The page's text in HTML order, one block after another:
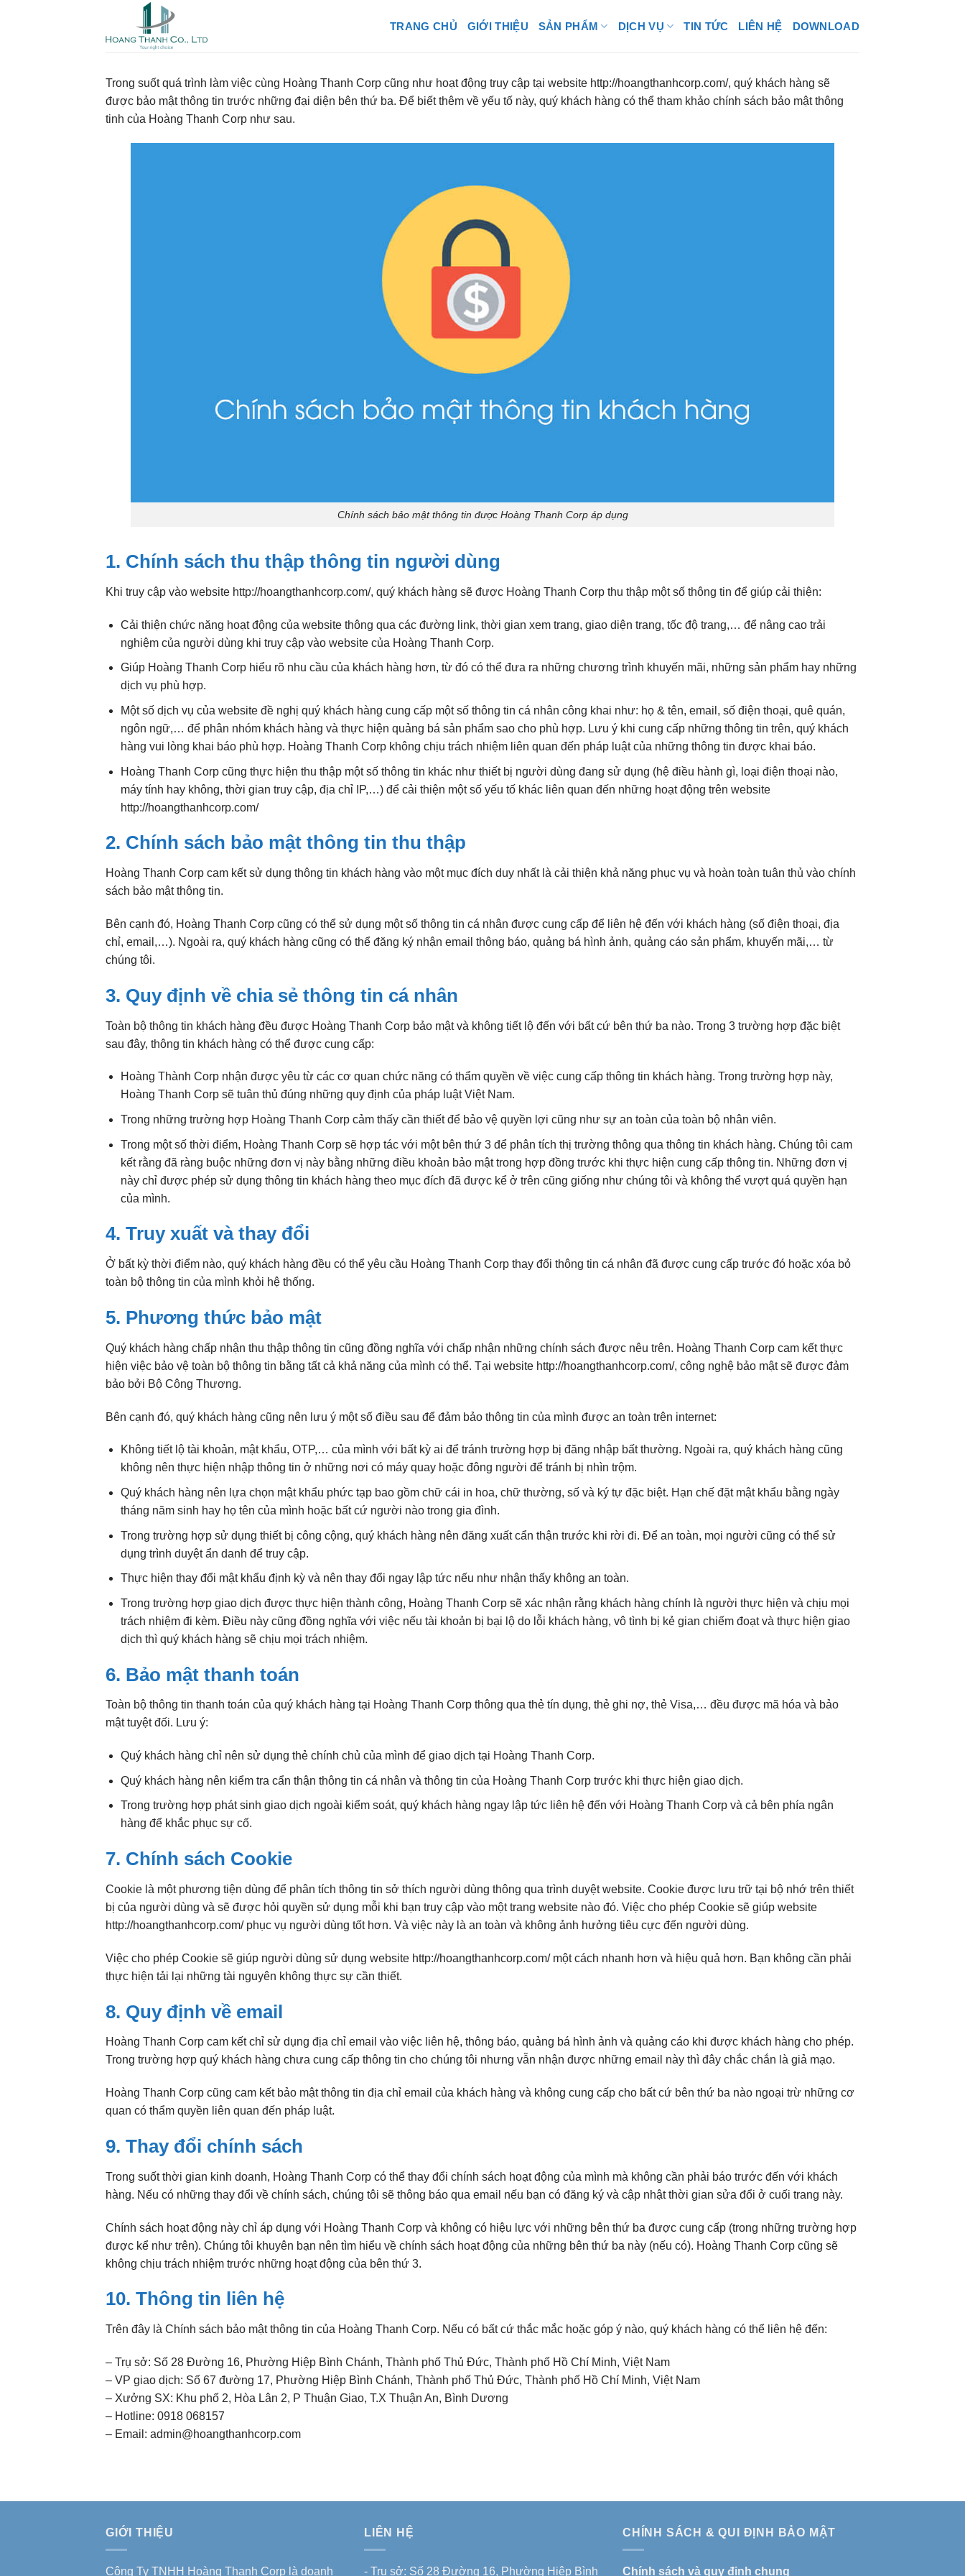
TRANG CHỦ GIỚI THIỆU SẢN PHẨM DỊCH VỤ TIN TỨC LIÊN HỆ DOWNLOAD
Trong suốt quá trình làm việc cùng Hoàng Thanh Corp cũng như hoạt động truy cập tại website http://hoangthanhcorp.com/, quý khách hàng sẽ
được bảo mật thông tin trước những đại diện bên thứ ba. Để biết thêm về yếu tố này, quý khách hàng có thể tham khảo chính sách bảo mật thông
tinh của Hoàng Thanh Corp như sau.
Chính sách bảo mật thông tin được Hoàng Thanh Corp áp dụng
1. Chính sách thu thập thông tin người dùng
Khi truy cập vào website http://hoangthanhcorp.com/, quý khách hàng sẽ được Hoàng Thanh Corp thu thập một số thông tin để giúp cải thiện:
Cải thiện chức năng hoạt động của website thông qua các đường link, thời gian xem trang, giao diện trang, tốc độ trang,… để nâng cao trải
nghiệm của người dùng khi truy cập vào website của Hoàng Thanh Corp.
Giúp Hoàng Thanh Corp hiểu rõ nhu cầu của khách hàng hơn, từ đó có thể đưa ra những chương trình khuyến mãi, những sản phẩm hay những
dịch vụ phù hợp.
Một số dịch vụ của website đề nghị quý khách hàng cung cấp một số thông tin cá nhân công khai như: họ & tên, email, số điện thoại, quê quán,
ngôn ngữ,… để phân nhóm khách hàng và thực hiện quảng bá sản phẩm sao cho phù hợp. Lưu ý khi cung cấp những thông tin trên, quý khách
hàng vui lòng khai báo phù hợp. Hoàng Thanh Corp không chịu trách nhiệm liên quan đến pháp luật của những thông tin được khai báo.
Hoàng Thanh Corp cũng thực hiện thu thập một số thông tin khác như thiết bị người dùng đang sử dụng (hệ điều hành gì, loại điện thoại nào,
máy tính hay không, thời gian truy cập, địa chỉ IP,…) để cải thiện một số yếu tố khác liên quan đến những hoạt động trên website
http://hoangthanhcorp.com/
2. Chính sách bảo mật thông tin thu thập
Hoàng Thanh Corp cam kết sử dụng thông tin khách hàng vào một mục đích duy nhất là cải thiện khả năng phục vụ và hoàn toàn tuân thủ vào chính
sách bảo mật thông tin.
Bên cạnh đó, Hoàng Thanh Corp cũng có thể sử dụng một số thông tin cá nhân được cung cấp để liên hệ đến với khách hàng (số điện thoại, địa
chỉ, email,…). Ngoài ra, quý khách hàng cũng có thể đăng ký nhận email thông báo, quảng bá hình ảnh, quảng cáo sản phẩm, khuyến mãi,… từ
chúng tôi.
3. Quy định về chia sẻ thông tin cá nhân
Toàn bộ thông tin khách hàng đều được Hoàng Thanh Corp bảo mật và không tiết lộ đến với bất cứ bên thứ ba nào. Trong 3 trường hợp đặc biệt
sau đây, thông tin khách hàng có thể được cung cấp:
Hoàng Thành Corp nhận được yêu từ các cơ quan chức năng có thẩm quyền về việc cung cấp thông tin khách hàng. Trong trường hợp này,
Hoàng Thanh Corp sẽ tuân thủ đúng những quy định của pháp luật Việt Nam.
Trong những trường hợp Hoàng Thanh Corp cảm thấy cần thiết để bảo vệ quyền lợi cũng như sự an toàn của toàn bộ nhân viên.
Trong một số thời điểm, Hoàng Thanh Corp sẽ hợp tác với một bên thứ 3 để phân tích thị trường thông qua thông tin khách hàng. Chúng tôi cam
kết rằng đã ràng buộc những đơn vị này bằng những điều khoản bảo mật trong hợp đồng trước khi thực hiện cung cấp thông tin. Những đơn vị
này chỉ được phép sử dụng thông tin khách hàng theo mục đích đã được kể ở trên cũng giống như chúng tôi và không thể vượt quá quyền hạn
của mình.
4. Truy xuất và thay đổi
Ở bất kỳ thời điểm nào, quý khách hàng đều có thể yêu cầu Hoàng Thanh Corp thay đổi thông tin cá nhân đã được cung cấp trước đó hoặc xóa bỏ
toàn bộ thông tin của mình khỏi hệ thống.
5. Phương thức bảo mật
Quý khách hàng chấp nhận thu thập thông tin cũng đồng nghĩa với chấp nhận những chính sách được nêu trên. Hoàng Thanh Corp cam kết thực
hiện việc bảo vệ toàn bộ thông tin bằng tất cả khả năng của mình có thể. Tại website http://hoangthanhcorp.com/, công nghệ bảo mật sẽ được đảm
bảo bởi Bộ Công Thương.
Bên cạnh đó, quý khách hàng cũng nên lưu ý một số điều sau để đảm bảo thông tin của mình được an toàn trên internet:
Không tiết lộ tài khoản, mật khẩu, OTP,… của mình với bất kỳ ai để tránh trường hợp bị đăng nhập bất thường. Ngoài ra, quý khách hàng cũng
không nên thực hiện nhập thông tin ở những nơi có máy quay hoặc đông người để tránh bị nhìn trộm.
Quý khách hàng nên lựa chọn mật khẩu phức tạp bao gồm chữ cái in hoa, chữ thường, số và ký tự đặc biệt. Hạn chế đặt mật khẩu bằng ngày
tháng năm sinh hay họ tên của mình hoặc bất cứ người nào trong gia đình.
Trong trường hợp sử dụng thiết bị công cộng, quý khách hàng nên đăng xuất cẩn thận trước khi rời đi. Để an toàn, mọi người cũng có thể sử
dụng trình duyệt ẩn danh để truy cập.
Thực hiện thay đổi mật khẩu định kỳ và nên thay đổi ngay lập tức nếu như nhận thấy không an toàn.
Trong trường hợp giao dịch được thực hiện thành công, Hoàng Thanh Corp sẽ xác nhận rằng khách hàng chính là người thực hiện và chịu mọi
trách nhiệm đi kèm. Điều này cũng đồng nghĩa với việc nếu tài khoản bị bại lộ do lỗi khách hàng, vô tình bị kẻ gian chiếm đoạt và thực hiện giao
dịch thì quý khách hàng sẽ chịu mọi trách nhiệm.
6. Bảo mật thanh toán
Toàn bộ thông tin thanh toán của quý khách hàng tại Hoàng Thanh Corp thông qua thẻ tín dụng, thẻ ghi nợ, thẻ Visa,… đều được mã hóa và bảo
mật tuyệt đối. Lưu ý:
Quý khách hàng chỉ nên sử dụng thẻ chính chủ của mình để giao dịch tại Hoàng Thanh Corp.
Quý khách hàng nên kiểm tra cẩn thận thông tin cá nhân và thông tin của Hoàng Thanh Corp trước khi thực hiện giao dịch.
Trong trường hợp phát sinh giao dịch ngoài kiểm soát, quý khách hàng ngay lập tức liên hệ đến với Hoàng Thanh Corp và cả bên phía ngân
hàng để khắc phục sự cố.
7. Chính sách Cookie
Cookie là một phương tiện dùng để phân tích thông tin sở thích người dùng thông qua trình duyệt website. Cookie được lưu trữ tại bộ nhớ trên thiết
bị của người dùng và sẽ được hỏi quyền sử dụng mỗi khi bạn truy cập vào một trang website nào đó. Việc cho phép Cookie sẽ giúp website
http://hoangthanhcorp.com/ phục vụ người dùng tốt hơn. Và việc này là an toàn và không ảnh hưởng tiêu cực đến người dùng.
Việc cho phép Cookie sẽ giúp người dùng sử dụng website http://hoangthanhcorp.com/ một cách nhanh hơn và hiệu quả hơn. Bạn không cần phải
thực hiện tải lại những tài nguyên không thực sự cần thiết.
8. Quy định về email
Hoàng Thanh Corp cam kết chỉ sử dụng địa chỉ email vào việc liên hệ, thông báo, quảng bá hình ảnh và quảng cáo khi được khách hàng cho phép.
Trong trường hợp quý khách hàng chưa cung cấp thông tin cho chúng tôi nhưng vẫn nhận được những email này thì đây chắc chắn là giả mạo.
Hoàng Thanh Corp cũng cam kết bảo mật thông tin địa chỉ email của khách hàng và không cung cấp cho bất cứ bên thứ ba nào ngoại trừ những cơ
quan có thẩm quyền liên quan đến pháp luật.
9. Thay đổi chính sách
Trong suốt thời gian kinh doanh, Hoàng Thanh Corp có thể thay đổi chính sách hoạt động của mình mà không cần phải báo trước đến với khách
hàng. Nếu có những thay đổi về chính sách, chúng tôi sẽ thông báo qua email nếu bạn có đăng ký và cập nhật thời gian sửa đổi ở cuối trang này.
Chính sách hoạt động này chỉ áp dụng với Hoàng Thanh Corp và không có hiệu lực với những bên thứ ba được cung cấp (trong những trường hợp
được kể như trên). Chúng tôi khuyên bạn nên tìm hiểu về chính sách hoạt động của những bên thứ ba này (nếu có). Hoàng Thanh Corp cũng sẽ
không chịu trách nhiệm trước những hoạt động của bên thứ 3.
10. Thông tin liên hệ
Trên đây là Chính sách bảo mật thông tin của Hoàng Thanh Corp. Nếu có bất cứ thắc mắc hoặc góp ý nào, quý khách hàng có thể liên hệ đến:
– Trụ sở: Số 28 Đường 16, Phường Hiệp Bình Chánh, Thành phố Thủ Đức, Thành phố Hồ Chí Minh, Việt Nam
– VP giao dịch: Số 67 đường 17, Phường Hiệp Bình Chánh, Thành phố Thủ Đức, Thành phố Hồ Chí Minh, Việt Nam
– Xưởng SX: Khu phố 2, Hòa Lân 2, P Thuận Giao, T.X Thuận An, Bình Dương
– Hotline: 0918 068157
– Email: admin@hoangthanhcorp.com
GIỚI THIỆU
Công Ty TNHH Hoàng Thanh Corp là doanh
LIÊN HỆ
- Trụ sở: Số 28 Đường 16, Phường Hiệp Bình
CHÍNH SÁCH & QUI ĐỊNH BẢO MẬT
Chính sách và quy định chung